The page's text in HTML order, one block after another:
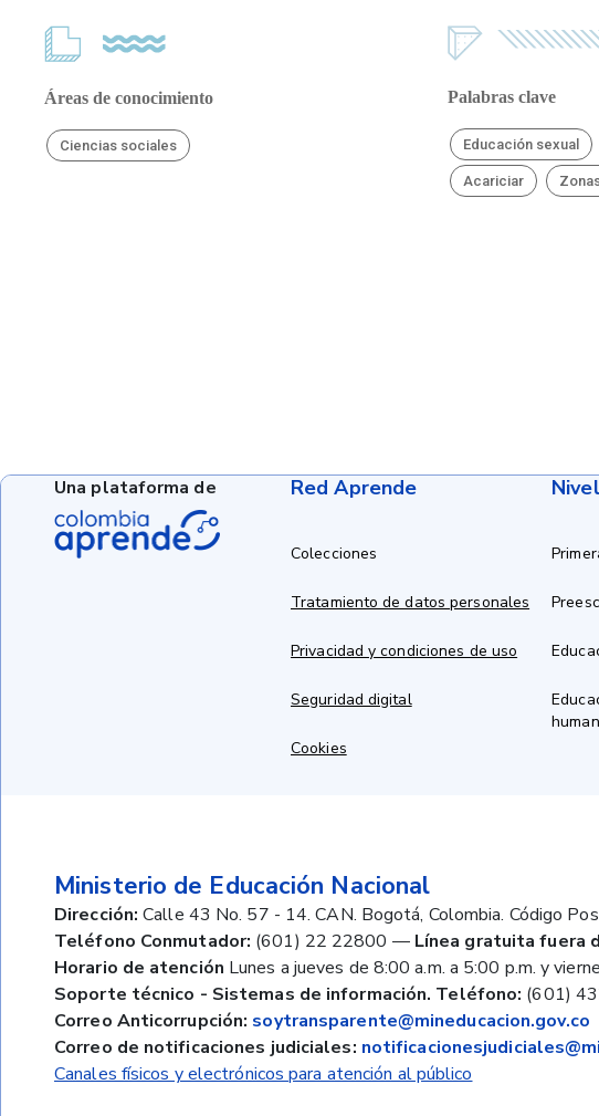
Áreas de conocimiento
Ciencias sociales
Palabras clave
Educación sexual
Acariciar
Red Aprende
Colecciones
Tratamiento de datos personales
Privacidad y condiciones de uso
Seguridad digital
Cookies
Ministerio de Educación Nacional
Dirección: Calle 43 No. 57 - 14. CAN. Bogotá, Colombia. Código
Teléfono Conmutador: (601) 22 22800 — Línea gratuita fuera
Horario de atención Lunes a jueves de 8:00 a.m. a 5:00 p.m. y
Soporte técnico - Sistemas de información. Teléfono: (601)
Correo Anticorrupción: soytransparente@mineducacion.gov.co
Correo de notificaciones judiciales:
Canales físicos y electrónicos para atención al público
Una plataforma de